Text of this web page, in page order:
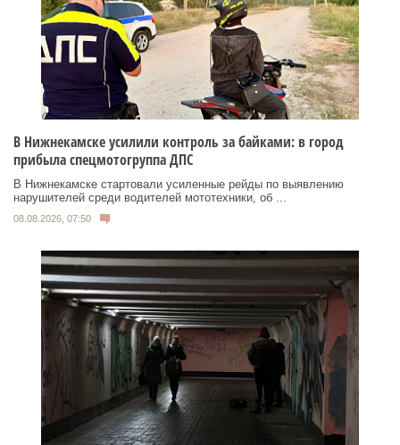
В Нижнекамске усилили контроль за байками: в город
прибыла спецмотогруппа ДПС
В Нижнекамске стартовали усиленные рейды по выявлению
нарушителей среди водителей мототехники, об ...
08.08.2026, 07:50